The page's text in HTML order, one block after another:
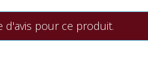
d'avis pour ce produit.